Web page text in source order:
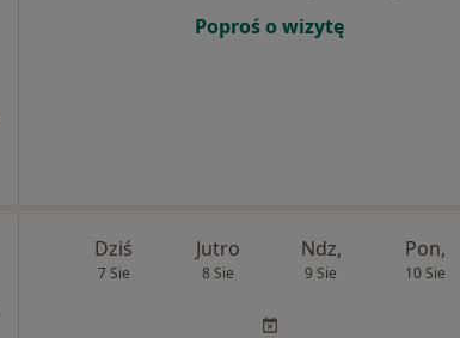
Poproś o wizytę
Dziś
7 Sie
Jutro
8 Sie
Ndz,
9 Sie
Pon,
10 Sie